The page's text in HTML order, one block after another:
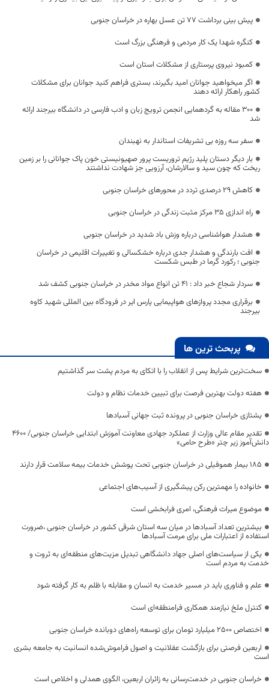
پیش بینی برداشت ۷۷ تن عسل بهاره در خراسان جنوبی
کنگره شهدا یک کار مردمی و فرهنگی بزرگ است
کمبود نیروی پرستاری از مشکلات استان است
اگر میخواهید جوانان امید بگیرند، بستری فراهم کنید جوانان برای مشکلات
کشور راهکار ارائه دهند
۳۰۰ مقاله به گردهمایی انجمن ترویج زبان و ادب فارسی در دانشگاه بیرجند ارائه
شد
سفر سه روزه بی تشریفات استاندار به نهبندان
بار دیگر دستان پلید رژیم تروریست پرور صهیونیستی خون پاک جوانانی را بر زمین
ریخت که چون سید و سالارشان، آرزویی جز شهادت نداشتند
کاهش 29 درصدی تردد در محورهای خراسان جنوبی
راه اندازی ۳۵ مرکز مثبت زندگی در خراسان جنوبی
هشدار هواشناسی درباره وزش باد شدید در خراسان جنوبی
افت بارندگی‌ و هشدار جدی درباره خشکسالی و تغییرات اقلیمی در خراسان
جنوبی ؛ رکورد گرما در طبس شکست
سردار شجاع خبر داد : 41 تن انواع مواد مخدر در خراسان جنوبی کشف شد
برقراری مجدد پروازهای هواپیمایی پارس ایر در فرودگاه بین المللی شهید کاوه
بیرجند
پربحث ترین ها
سخت‌ترین شرایط پس از انقلاب را با اتکای به مردم پشت سر گذاشتیم
هفته دولت بهترین فرصت برای تبیین خدمات نظام و دولت
یشتازی خراسان جنوبی در پرونده ثبت جهانی آسبادها
تقدیر مقام عالی وزارت از عملکرد جهادی معاونت آموزش ابتدایی خراسان جنوبی/ ۴۶۰۰
دانش‌آموز زیر چتر «طرح حامی»
۱۸۵ بیمار هموفیلی در خراسان جنوبی تحت پوشش خدمات بیمه سلامت قرار دارند
خانواده را مهمترین رکن پیشگیری از آسیب‌های اجتماعی
موضوع میراث فرهنگی، امری فرابخشی است
بیشترین تعداد آسبادها در میان سه استان شرقی کشور در خراسان جنوبی ،ضرورت
استفاده از اعتبارات ملی برای مرمت آسبادها
یکی از سیاست‌های اصلی جهاد دانشگاهی تبدیل مزیت‌های منطقه‌ای به ثروت و
خدمت به مردم است
علم و فناوری باید در مسیر خدمت به انسان و مقابله با ظلم به کار گرفته شود
کنترل ملخ نیازمند همکاری فرامنطقه‌ای است
اختصاص 2500 میلیارد تومان برای توسعه راه‌های دوبانده خراسان جنوبی
اربعین فرصتی برای بازگشت عقلانیت و اصول فراموش‌شده انسانیت به جامعه بشری
است
خراسان جنوبی در خدمت‌رسانی به زائران اربعین، الگوی همدلی و اخلاص است